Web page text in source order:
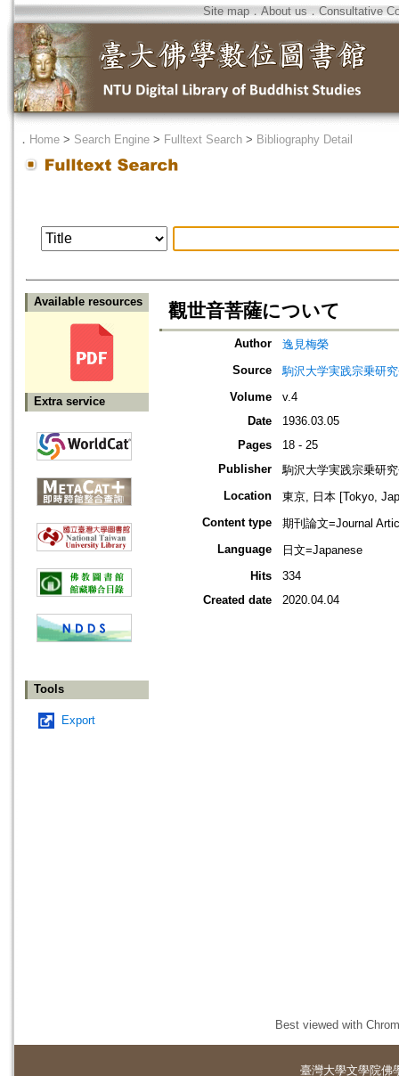
Site map．About us ． Consultative
． Home > Search Engine > Fulltext Search > Bibliography Detail
Available resources
Extra service
Tools
Export
觀世音菩薩について
Author
逸見梅榮
Source
駒沢大学実践宗乗研
Volume
v.4
Date
1936.03.05
Pages
18 - 25
Publisher
駒沢大学実践宗乗研
Location
東京, 日本 [Tokyo,
Content type
期刊論文=Journal
Language
日文=Japanese
Hits
334
Created date
2020.04.04
Best viewed with
臺灣大學文學院佛